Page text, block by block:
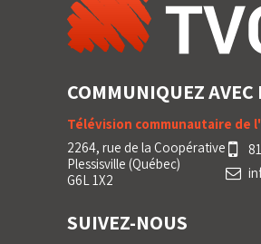
COMMUNIQUEZ AVEC
Télévision communautaire de
2264, rue de la Coopérative
Plessisville (Québec)
G6L 1X2
SUIVEZ-NOUS